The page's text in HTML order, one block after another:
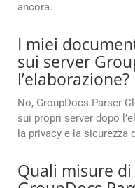
ancora.
I miei
sui server
l’elaborazione?
No, GroupDocs.Parser
sui propri server dopo
la privacy e la sicurezza
Quali misure